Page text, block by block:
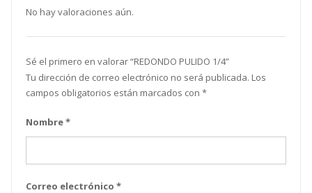
No hay valoraciones aún.
Sé el primero en valorar “ REDONDO PULIDO 1/4”
Tu dirección de correo electrónico no será publicada. Los
campos obligatorios están marcados con *
Nombre*
Correo electrónico *